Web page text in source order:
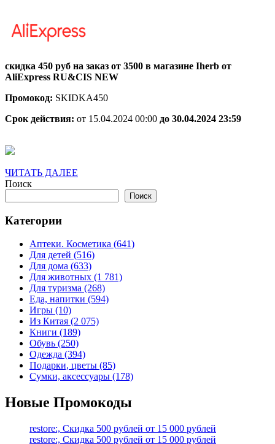
скидка 450 руб на заказ от 3500 в магазине Iherb от
AliExpress RU&CIS NEW
Промокод: SKIDKA450
Срок действия: от 15.04.2024 00:00 до 30.04.2024 23:59
ЧИТАТЬ ДАЛЕЕ
Поиск
Поиск
Категории
Аптеки. Косметика (641)
Для детей (516)
Для дома (633)
Для животных (1 781)
Для туризма (268)
Еда, напитки (594)
Игры (10)
Из Китая (2 075)
Книги (189)
Обувь (250)
Одежда (394)
Подарки, цветы (85)
Сумки, аксессуары (178)
Новые Промокоды
restore:, Скидка 500 рублей от 15 000 рублей
restore:, Скидка 500 рублей от 15 000 рублей